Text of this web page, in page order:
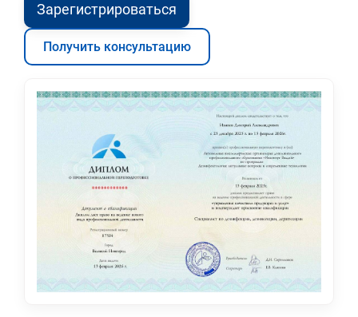
Зарегистрироваться
Получить консультацию